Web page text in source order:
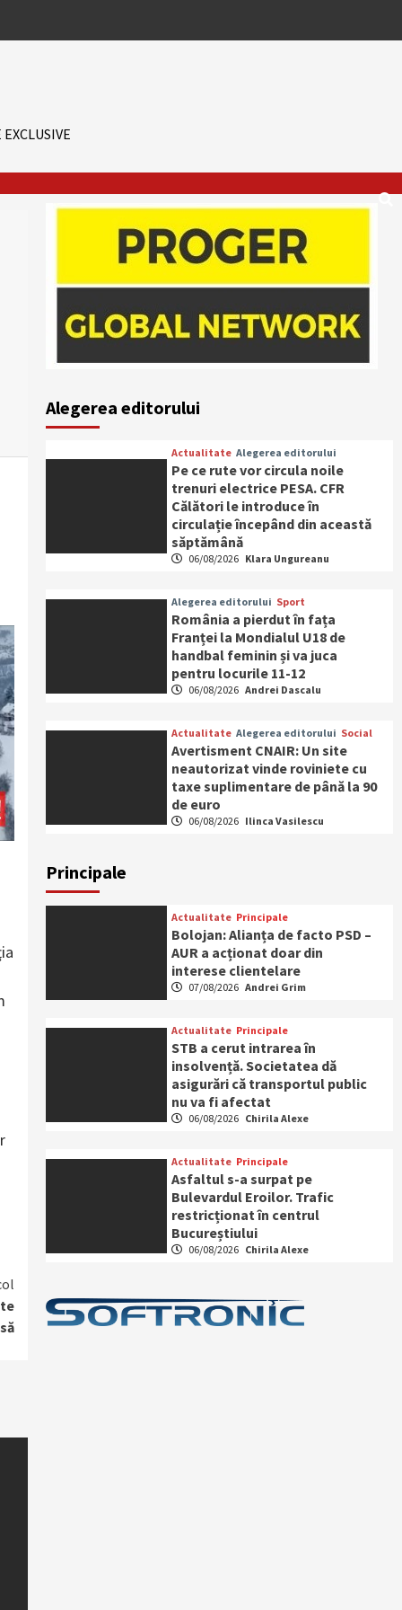
Alegerea editorului
Actualitate Alegerea editorului
Pe ce rute vor circula noile
trenuri electrice PESA. CFR
Călători le introduce în
circulație începând din această
săptămână
06/08/2026 Klara Ungureanu
Alegerea editorului Sport
România a pierdut în fața
Franței la Mondialul U18 de
handbal feminin și va juca
pentru locurile 11-12
06/08/2026 Andrei Dascalu
Actualitate Alegerea editorului Social
Avertisment CNAIR: Un site
neautorizat vinde roviniete cu
taxe suplimentare de până la 90
de euro
06/08/2026 Ilinca Vasilescu
Principale
Actualitate Principale
Bolojan: Alianța de facto PSD –
AUR a acționat doar din
interese clientelare
07/08/2026 Andrei Grim
Actualitate Principale
STB a cerut intrarea în
insolvență. Societatea dă
asigurări că transportul public
nu va fi afectat
06/08/2026 Chirila Alexe
Actualitate Principale
Asfaltul s-a surpat pe
Bulevardul Eroilor. Trafic
restricționat în centrul
Bucureștiului
06/08/2026 Chirila Alexe